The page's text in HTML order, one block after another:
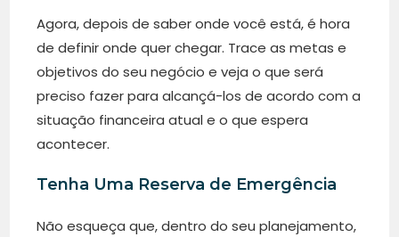
Agora, depois de saber onde você está, é hora
de definir onde quer chegar. Trace as metas e
objetivos do seu negócio e veja o que será
preciso fazer para alcançá-los de acordo com a
situação financeira atual e o que espera
acontecer.
Tenha Uma Reserva de Emergência
Não esqueça que, dentro do seu planejamento,